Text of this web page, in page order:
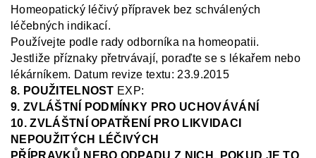
Homeopatický léčivý přípravek bez schválených
léčebných indikací.
Používejte podle rady odborníka na homeopatii.
Jestliže příznaky přetrvávají, poraďte se s lékařem nebo
lékárníkem. Datum revize textu: 23.9.2015
8. POUŽITELNOST EXP:
9. ZVLÁŠTNÍ PODMÍNKY PRO UCHOVÁVÁNÍ
10. ZVLÁŠTNÍ OPATŘENÍ PRO LIKVIDACI
NEPOUŽITÝCH LÉČIVÝCH
PŘÍPRAVKŮ NEBO ODPADU Z NICH, POKUD JE TO